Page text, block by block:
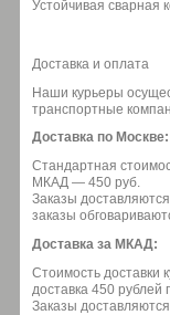
Устойчивая сварная
Доставка и оплата
Наши курьеры
транспортные
Доставка по Москве:
Стандартная
МКАД — 450 руб.
Заказы
заказы
Доставка за МКАД:
Стоимость доставки
доставка 450 рублей
Заказы